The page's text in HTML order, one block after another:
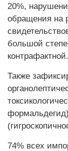
20%,
обращения на
большой
контрафактной.
Также
74% всех